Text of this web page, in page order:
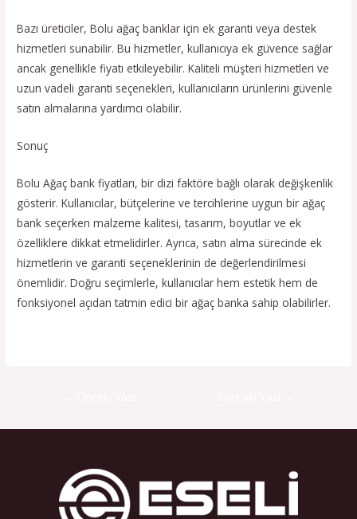
Bazı üreticiler, Bolu ağaç banklar için ek garanti veya destek
hizmetleri sunabilir. Bu hizmetler, kullanıcıya ek güvence sağlar
ancak genellikle fiyatı etkileyebilir. Kaliteli müşteri hizmetleri ve
uzun vadeli garanti seçenekleri, kullanıcıların ürünlerini güvenle
satın almalarına yardımcı olabilir.
Sonuç
Bolu Ağaç bank fiyatları, bir dizi faktöre bağlı olarak değişkenlik
gösterir. Kullanıcılar, bütçelerine ve tercihlerine uygun bir ağaç
bank seçerken malzeme kalitesi, tasarım, boyutlar ve ek
özelliklere dikkat etmelidirler. Ayrıca, satın alma sürecinde ek
hizmetlerin ve garanti seçeneklerinin de değerlendirilmesi
önemlidir. Doğru seçimlerle, kullanıcılar hem estetik hem de
fonksiyonel açıdan tatmin edici bir ağaç banka sahip olabilirler.